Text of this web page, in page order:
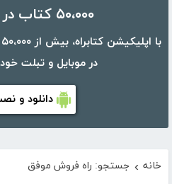
۵۰،۰۰۰ کتاب در موبایل شما
در موبایل و تبلت
دانلود و
خانه › جستجو: راه فروش موفق